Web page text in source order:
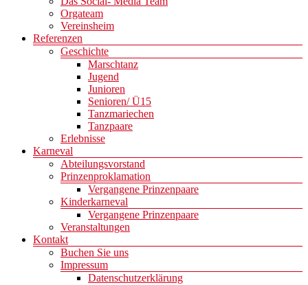
Orgateam
Vereinsheim
Referenzen
Geschichte
Marschtanz
Jugend
Junioren
Senioren/ Ü15
Tanzmariechen
Tanzpaare
Erlebnisse
Karneval
Abteilungsvorstand
Prinzenproklamation
Vergangene Prinzenpaare
Kinderkarneval
Vergangene Prinzenpaare
Veranstaltungen
Kontakt
Buchen Sie uns
Impressum
Datenschutzerklärung